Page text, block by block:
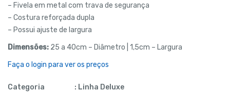
– Fivela em metal com trava de segurança
– Costura reforçada dupla
– Possui ajuste de largura
Dimensões: 25 a 40cm – Diâmetro | 1,5cm – Largura
Faça o login para ver os preços
Categoria : Linha Deluxe